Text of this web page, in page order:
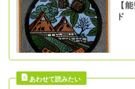
【
ド